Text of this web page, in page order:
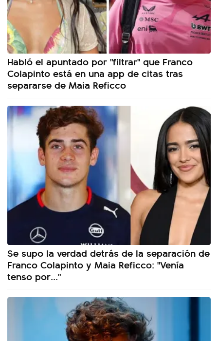
Habló el apuntado por "filtrar" que Franco
Colapinto está en una app de citas tras
separarse de Maia Reficco
Se supo la verdad detrás de la separación de
Franco Colapinto y Maia Reficco: "Venía
tenso por..."